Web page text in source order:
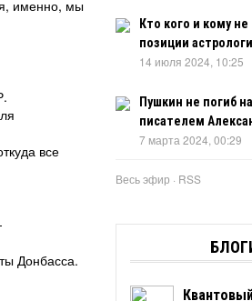
именно, мы
все
Донбасса.
Кто кого и кому
позиции
14 июля 2024, 10:25
Пушкин не погиб
писателем
7 марта 2024, 00:29
Весь эфир · RSS